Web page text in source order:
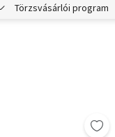
Törzsvásárlói program